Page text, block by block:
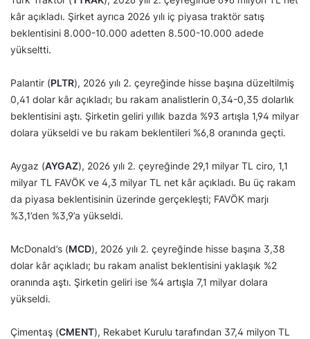
kâr açıkladı. Şirket ayrıca 2026 yılı iç piyasa traktör satış
beklentisini 8.000-10.000 adetten 8.500-10.000 adede
yükseltti.
Palantir (PLTR), 2026 yılı 2. çeyreğinde hisse başına düzeltilmiş
0,41 dolar kâr açıkladı; bu rakam analistlerin 0,34-0,35 dolarlık
beklentisini aştı. Şirketin geliri yıllık bazda %93 artışla 1,94 milyar
dolara yükseldi ve bu rakam beklentileri %6,8 oranında geçti.
Aygaz (AYGAZ), 2026 yılı 2. çeyreğinde 29,1 milyar TL ciro, 1,1
milyar TL FAVÖK ve 4,3 milyar TL net kâr açıkladı. Bu üç rakam
da piyasa beklentisinin üzerinde gerçekleşti; FAVÖK marjı
%3,1’den %3,9’a yükseldi.
McDonald’s (MCD), 2026 yılı 2. çeyreğinde hisse başına 3,38
dolar kâr açıkladı; bu rakam analist beklentisini yaklaşık %2
oranında aştı. Şirketin geliri ise %4 artışla 7,1 milyar dolara
yükseldi.
Çimentaş (CMENT), Rekabet Kurulu tarafından 37,4 milyon TL